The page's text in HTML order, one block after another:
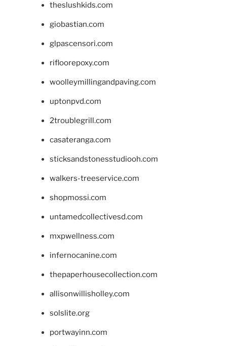
theslushkids.com
giobastian.com
glpascensori.com
rifloorepoxy.com
woolleymillingandpaving.com
uptonpvd.com
2troublegrill.com
casateranga.com
sticksandstonesstudiooh.com
walkers-treeservice.com
shopmossi.com
untamedcollectivesd.com
mxpwellness.com
infernocanine.com
thepaperhousecollection.com
allisonwillisholley.com
solslite.org
portwayinn.com